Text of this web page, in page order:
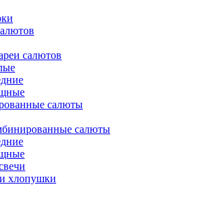
салютов
салюты
салюты
хлопушки